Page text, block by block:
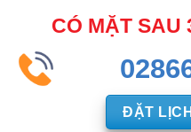
CÓ MẶT SAU
ĐẶT